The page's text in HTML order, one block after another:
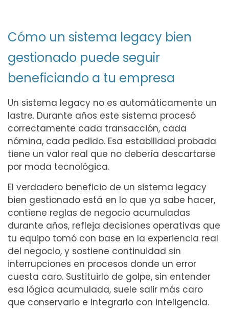
Cómo un sistema legacy bien
gestionado puede seguir
beneficiando a tu empresa
Un sistema legacy no es automáticamente un
lastre. Durante años este sistema procesó
correctamente cada transacción, cada
nómina, cada pedido. Esa estabilidad probada
tiene un valor real que no debería descartarse
por moda tecnológica.
El verdadero beneficio de un sistema legacy
bien gestionado está en lo que ya sabe hacer,
contiene reglas de negocio acumuladas
durante años, refleja decisiones operativas que
tu equipo tomó con base en la experiencia real
del negocio, y sostiene continuidad sin
interrupciones en procesos donde un error
cuesta caro. Sustituirlo de golpe, sin entender
esa lógica acumulada, suele salir más caro
que conservarlo e integrarlo con inteligencia.